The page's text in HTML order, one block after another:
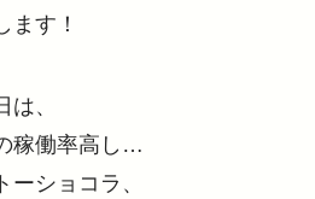
ます！
、
稼働率高し…
ショコラ、